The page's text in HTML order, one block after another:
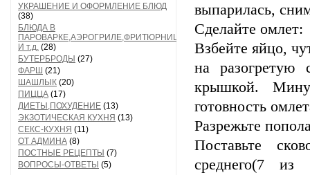
УКРАШЕНИЕ И ОФОРМЛЕНИЕ БЛЮД
(38)
БЛЮДА В
ПАРОВАРКЕ,АЭРОГРИЛЕ,ФРИТЮРНИЦЕ
И т.д. (28)
БУТЕРБРОДЫ (27)
ФАРШ (21)
ШАШЛЫК (20)
ПИЦЦА (17)
ДИЕТЫ,ПОХУДЕНИЕ (13)
ЭКЗОТИЧЕСКАЯ КУХНЯ (13)
СЕКС-КУХНЯ (11)
ОТ АДМИНА (8)
ПОСТНЫЕ РЕЦЕПТЫ (7)
ВОПРОСЫ-ОТВЕТЫ (5)
выпарилась,
Сделайте омлет:
Взбейте яйцо,
на разогретую
крышкой.
готовность
Разрежьте
Поставьте
среднего(7 из